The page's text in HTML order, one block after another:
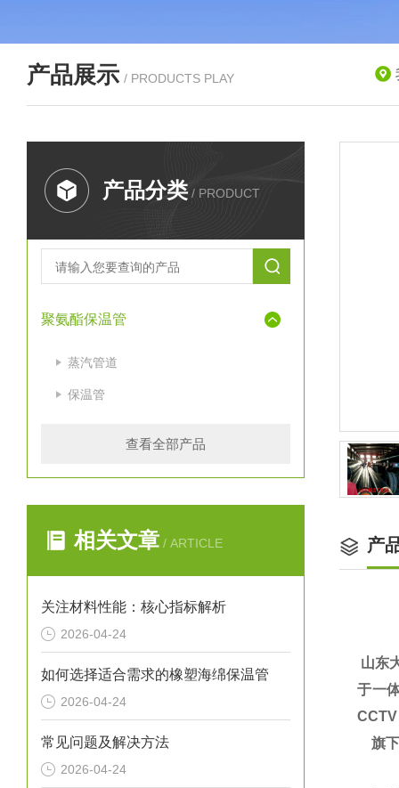
产品展示 / PRODUCTS PLAY
产品分类 / PRODUCT
聚氨酯保温管
蒸汽管道
保温管
查看全部产品
相关文章 / ARTICLE
关注材料性能：核心指标解析
2026-04-24
如何选择适合需求的橡塑海绵保温管
2026-04-24
常见问题及解决方法
2026-04-24
产
山东
于一
旗下